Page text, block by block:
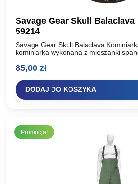
Savage Gear Skull
59214
Savage Gear Skull Balaclava
kominiarka wykonana z mieszanki
najróżniejsze zastosowanie we
85,00 zł
DODAJ DO KOSZYKA
Promocja!